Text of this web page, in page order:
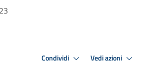
Condividi Vedi azioni